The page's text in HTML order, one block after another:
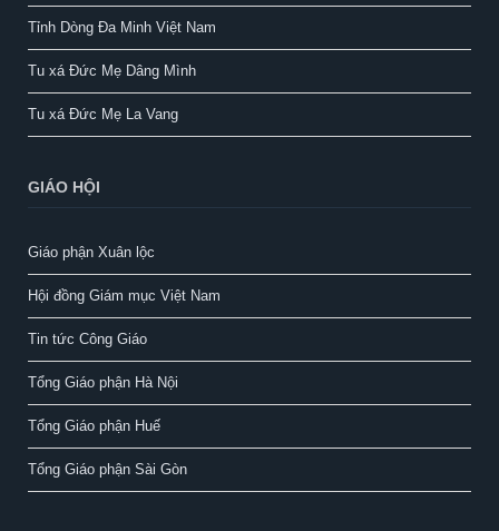
Tỉnh Dòng Đa Minh Việt Nam
Tu xá Đức Mẹ Dâng Mình
Tu xá Đức Mẹ La Vang
GIÁO HỘI
Giáo phận Xuân lộc
Hội đồng Giám mục Việt Nam
Tin tức Công Giáo
Tổng Giáo phận Hà Nội
Tổng Giáo phận Huế
Tổng Giáo phận Sài Gòn